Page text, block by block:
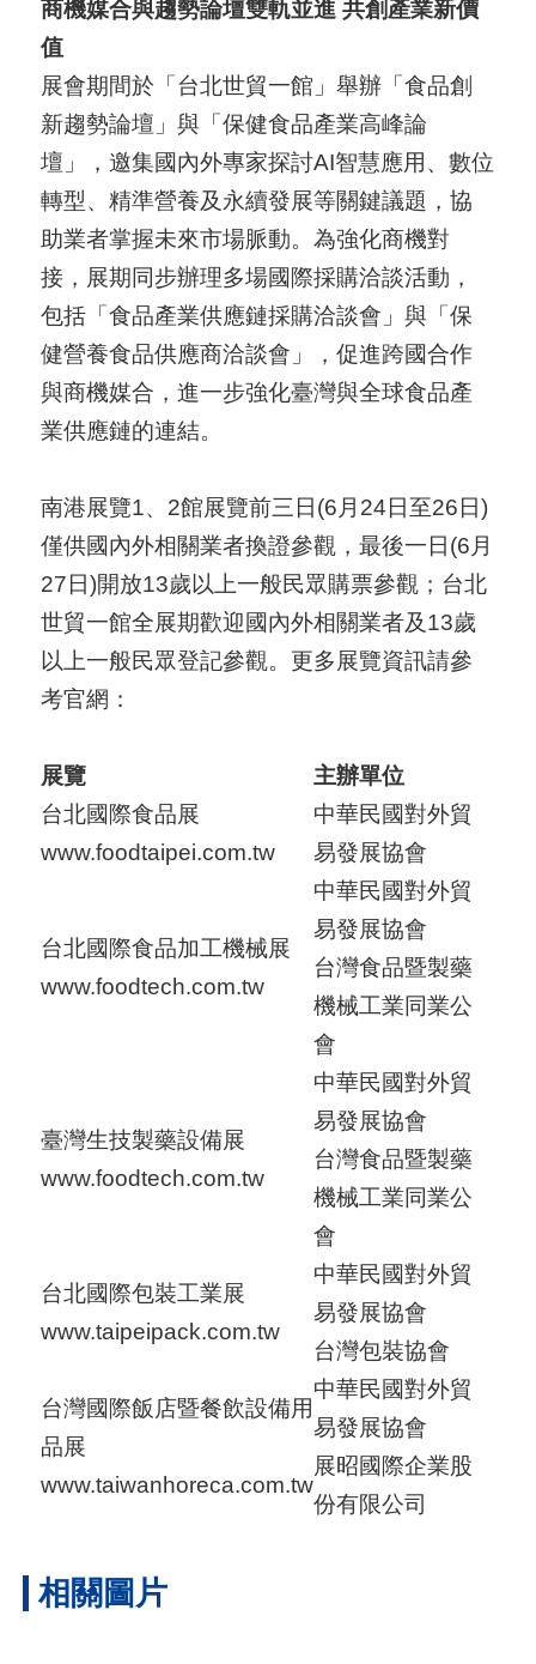
商機媒合與趨勢論壇雙軌並進 共創產業新價
值
展會期間於「台北世貿一館」舉辦「食品創
新趨勢論壇」與「保健食品產業高峰論
壇」，邀集國內外專家探討AI智慧應用、數位
轉型、精準營養及永續發展等關鍵議題，協
助業者掌握未來市場脈動。為強化商機對
接，展期同步辦理多場國際採購洽談活動，
包括「食品產業供應鏈採購洽談會」與「保
健營養食品供應商洽談會」，促進跨國合作
與商機媒合，進一步強化臺灣與全球食品產
業供應鏈的連結。
南港展覽1、2館展覽前三日(6月24日至26日)
僅供國內外相關業者換證參觀，最後一日(6月
27日)開放13歲以上一般民眾購票參觀；台北
世貿一館全展期歡迎國內外相關業者及13歲
以上一般民眾登記參觀。更多展覽資訊請參
考官網：
展覽
主辦單位
台北國際食品展
www.foodtaipei.com.tw
中華民國對外貿
易發展協會
台北國際食品加工機械展
www.foodtech.com.tw
中華民國對外貿
易發展協會
台灣食品暨製藥
機械工業同業公
會
臺灣生技製藥設備展
www.foodtech.com.tw
中華民國對外貿
易發展協會
台灣食品暨製藥
機械工業同業公
會
台北國際包裝工業展
www.taipeipack.com.tw
中華民國對外貿
易發展協會
台灣包裝協會
台灣國際飯店暨餐飲設備用
品展
www.taiwanhoreca.com.tw
中華民國對外貿
易發展協會
展昭國際企業股
份有限公司
相關圖片